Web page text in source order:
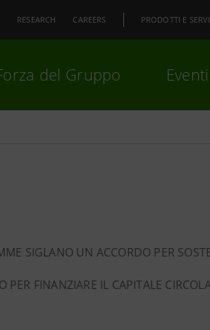
RESEARCH CAREERS PRODOTTI E
del Gruppo
SIGLANO UN ACCORDO PER
FINANZIARE IL CAPITALE